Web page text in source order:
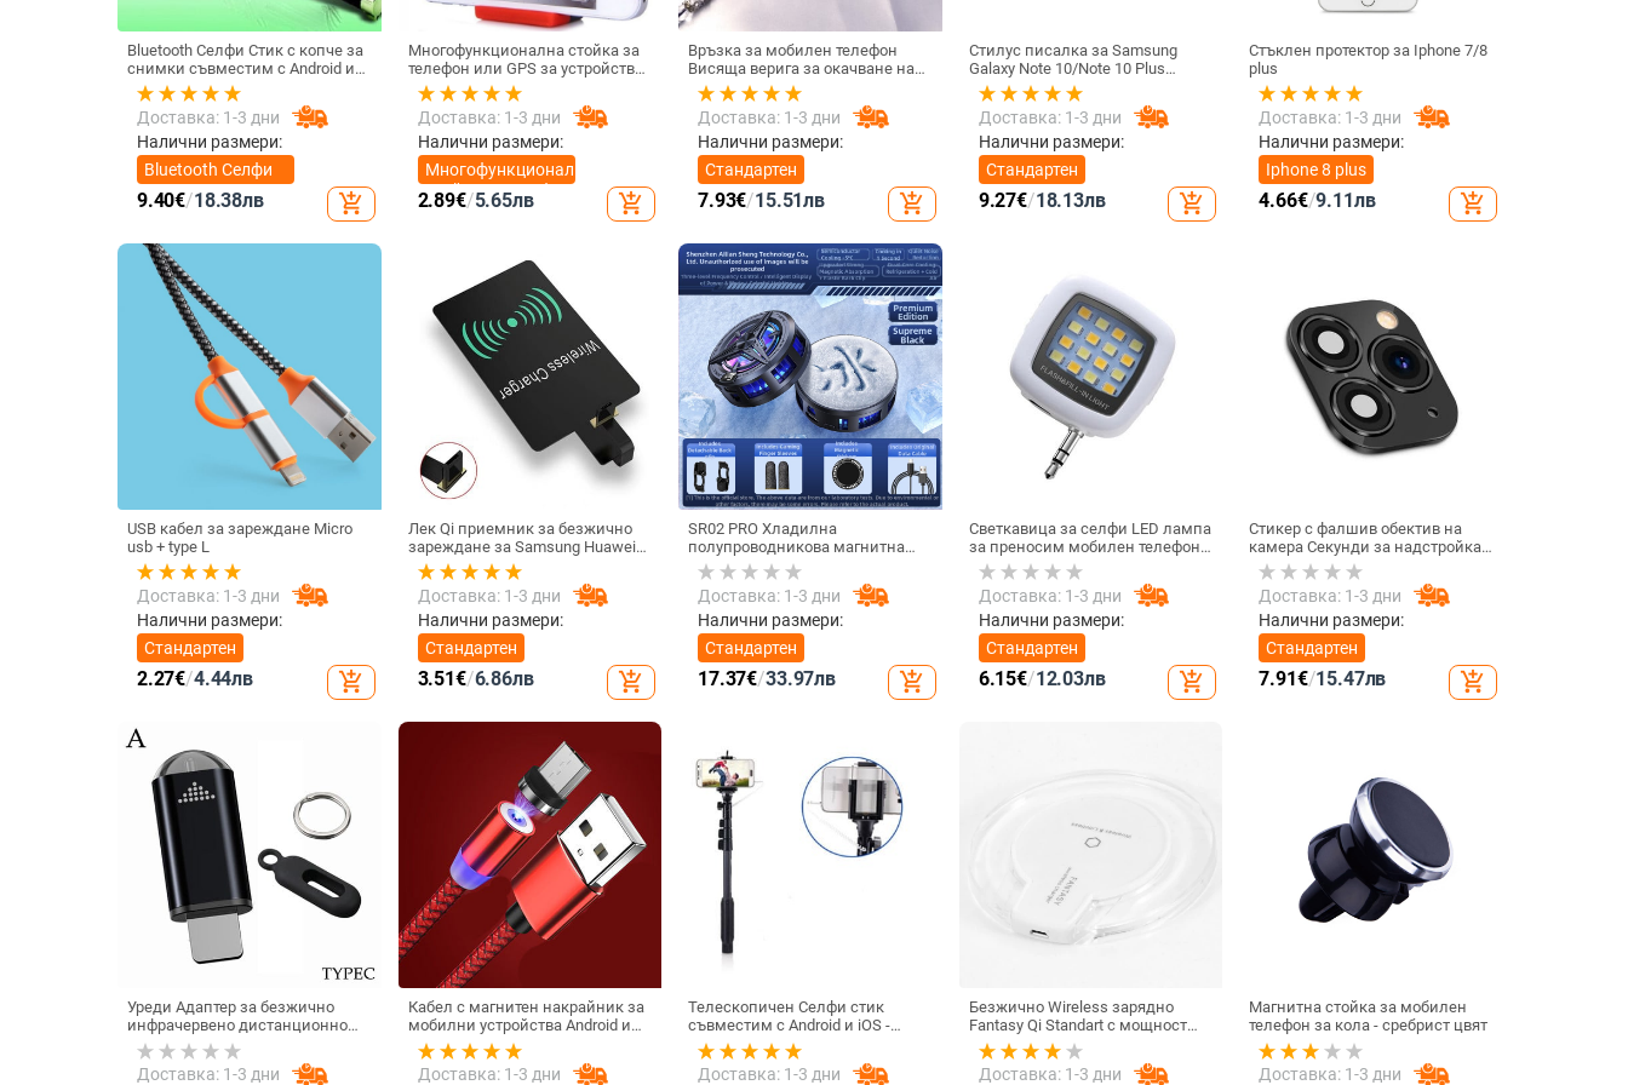
Bluetooth Селфи Стик с копче за
снимки съвместим с Android и
iOS- Черен/Зелен
Доставка: 1-3 дни
Налични размери:
Bluetooth Селфи
Стик
9.40€/18.38лв add_shopping_cart
Многофункционална стойка за
телефон или GPS за устройства
с размери до 76мм / 4.8 инча
Доставка: 1-3 дни
Налични размери:
Многофункционална
стойка за телефон
2.89€/5.65лв add_shopping_cart
Връзка за мобилен телефон
Висяща верига за окачване на
врата Висулка Кристални
мъниста Ръчна изработка Анти-
загубено въже за каишка за
iPhone Подвижна
Доставка: 1-3 дни
Налични размери:
Стандартен
7.93€/15.51лв add_shopping_cart
Стилус писалка за Samsung
Galaxy Note 10/Note 10 Plus
Универсална капацитивна
писалка Чувствителен сензорен
екран SPen Не е съвместим с
Bluetooth
Доставка: 1-3 дни
Налични размери:
Стандартен
9.27€/18.13лв add_shopping_cart
Стъклен протектор за Iphone 7/8
plus
Доставка: 1-3 дни
Налични размери:
Iphone 8 plus
4.66€/9.11лв add_shopping_cart
USB кабел за зареждане Micro
usb + type L
Доставка: 1-3 дни
Налични размери:
Стандартен
2.27€/4.44лв add_shopping_cart
Лек Qi приемник за безжично
зареждане за Samsung Huawei
Xiaomi Универсален Micro USB
Type C Бърз адаптер за
безжично зареждане
Доставка: 1-3 дни
Налични размери:
Стандартен
3.51€/6.86лв add_shopping_cart
SR02 PRO Хладилна
полупроводникова магнитна
задна щипка за мобилен
телефон Радиатор за игра на
живо Цифров дисплей
Директна доставка от
фабриката
Доставка: 1-3 дни
Налични размери:
Стандартен
17.37€/33.97лв add_shopping_cart
Светкавица за селфи LED лампа
за преносим мобилен телефон
Запълваща светлина за
фотография, акумулаторна
Доставка: 1-3 дни
Налични размери:
Стандартен
6.15€/12.03лв add_shopping_cart
Стикер с фалшив обектив на
камера Секунди за надстройка
на iPhone телефон Протектор на
екрана за iPhone X / XS Max
Смяна на iPhone 11 pro Max
Доставка: 1-3 дни
Налични размери:
Стандартен
7.91€/15.47лв add_shopping_cart
Уреди Адаптер за безжично
инфрачервено дистанционно
управление Интелигентно
приложение за управление на
телефона Инфрачервен
Доставка: 1-3 дни
Кабел с магнитен накрайник за
мобилни устройства Android и
iOS - бързо зареждане и
синхронизиране TYPE-C, Micro
USB и LIghting в
Доставка: 1-3 дни
Телескопичен Селфи стик
съвместим с Android и iOS -
Черен
Доставка: 1-3 дни
Безжично Wireless зарядно
Fantasy Qi Standart с мощност
5W и тип на свързаност USB -
бял цвят
Доставка: 1-3 дни
Магнитна стойка за мобилен
телефон за кола - сребрист цвят
Доставка: 1-3 дни